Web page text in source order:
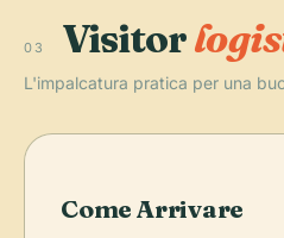
03 Visitor
L'impalcatura pratica per una
Come Arrivare